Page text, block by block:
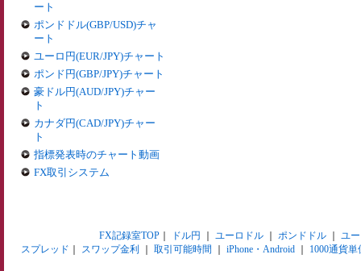
ート
ポンドドル(GBP/USD)チャ
ート
ユーロ円(EUR/JPY)チャート
ポンド円(GBP/JPY)チャート
豪ドル円(AUD/JPY)チャー
ト
カナダ円(CAD/JPY)チャー
ト
指標発表時のチャート動画
FX取引システム
FX記録室TOP｜ ドル円 ユーロドル｜ ポンドドル｜ ユ
スプレッド
スワップ金利 取引可能時間 iPhone・Android 1000通貨単